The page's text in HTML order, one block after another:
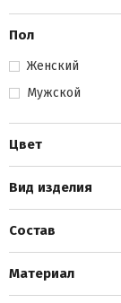
Пол
Женский
Мужской
Цвет
Вид изделия
Состав
Материал